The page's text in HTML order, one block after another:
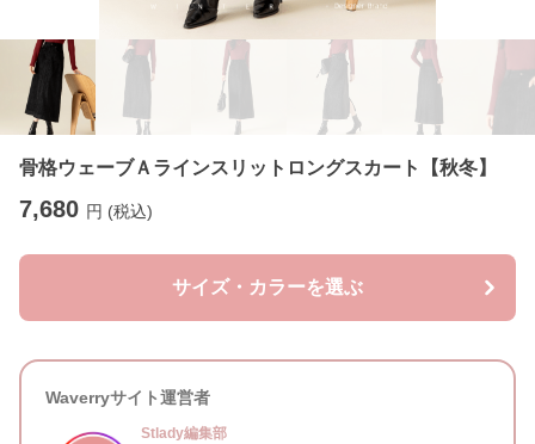
骨格ウェーブＡラインスリットロングスカート【秋冬】
7,680 円 (税込)
サイズ・カラーを選ぶ
Waverryサイト運営者
Stlady編集部